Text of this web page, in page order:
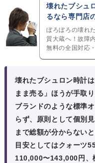
壊れたブシュ
るなら専門店
ぼろぼろの壊れ
質大蔵へ！故障
無料の全国対応
壊れたブシュロン時計
まま売る」ほうが手取
ブランドのような標準
らず、原則として個別
まで総額が分からない
目安としてはクォーツ
110,000〜143,000円、